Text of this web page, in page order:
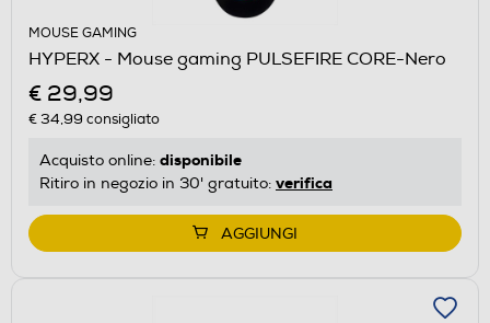
MOUSE GAMING
HYPERX - Mouse gaming PULSEFIRE CORE-Nero
€ 29,99
€ 34,99 consigliato
Acquisto online: disponibile
Ritiro in negozio in 30' gratuito: verifica
AGGIUNGI